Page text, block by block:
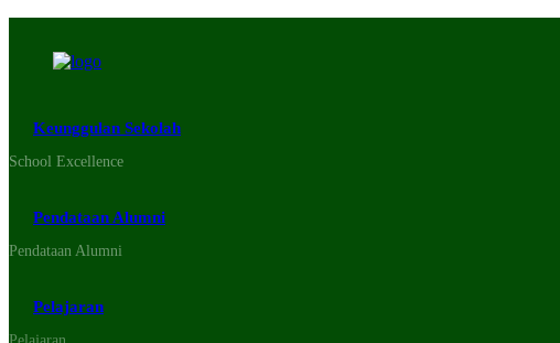
Keunggulan Sekolah
School Excellence
Pendataan Alumni
Pendataan Alumni
Pelajaran